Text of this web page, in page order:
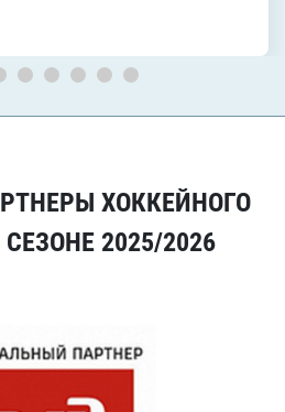
ХОККЕЙНОГО
2025/2026